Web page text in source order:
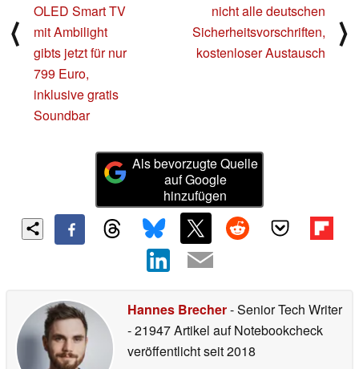
⟨
OLED Smart TV
mit Ambilight
gibts jetzt für nur
799 Euro,
inklusive gratis
Soundbar
nicht alle deutschen
Sicherheitsvorschriften,
kostenloser Austausch
⟩
Als bevorzugte Quelle
auf Google
hinzufügen
Hannes Brecher- Senior Tech Writer
- 21947 Artikel auf Notebookcheck
veröffentlichtseit 2018